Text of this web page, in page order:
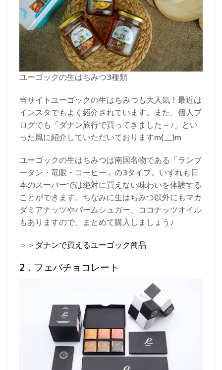
ユーゴックの生はちみつ3種類
当サイトユーゴックの生はちみつも大人気！最近は
インスタでもよく紹介されています。また、個人ブ
ログでも「ダナン旅行で買ってきました～♪」とい
った風に紹介していただいておりますm(__)m
ユーゴックの生はちみつは南国名物である「ランブ
ータン・竜眼・コーヒー」の3タイプ。いずれも日
本のスーパーでは絶対に買えない味わいを体験する
ことができます。ちなみに生はちみつ以外にもマカ
ダミアナッツやパームシュガー、ココナッツオイル
もありますので、まとめて購入しましょう♪
＞＞ ダナンで買えるユーゴック商品
2．フェバチョコレート